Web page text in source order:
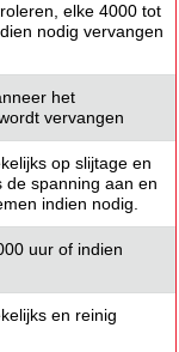
elke 4000 tot
nodig vervangen
het
vervangen
op slijtage en
de spanning aan en
indien nodig.
uur of indien
en reinig